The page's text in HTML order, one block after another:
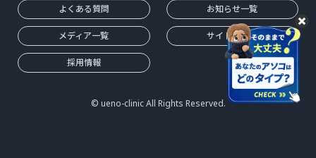
よくある質問 お知らせ一覧
メディア一覧 サイトマップ
採用情報
© ueno-clinic All Rights Reserved.